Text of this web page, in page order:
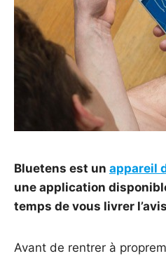
Bluetens est un appareil
une application
temps de vous livrer
Avant de rentrer à